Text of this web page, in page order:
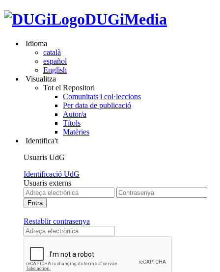
DUGiMedia
Idioma
català
español
English
Visualitza
Tot el Repositori
Comunitats i col·leccions
Per data de publicació
Autor/a
Títols
Matèries
Identifica't
Usuaris UdG
Identificació UdG
Usuaris externs
Restablir contrasenya